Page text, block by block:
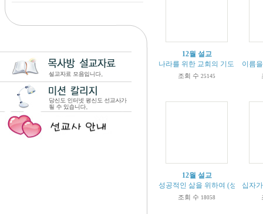
12월 설교
나라를 위한 교회의 기도 (본문 딤
조회 수 25145
이름
12월 설교
성공적인 삶을 위하여 (성경 히
조회 수 18058
십자